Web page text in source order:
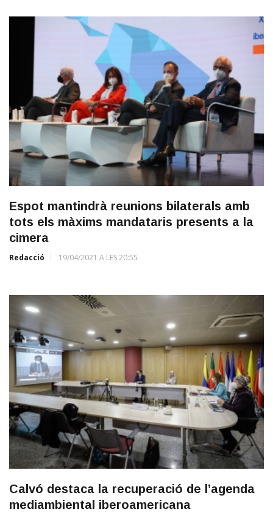
Espot mantindrà reunions bilaterals amb
tots els màxims mandataris presents a la
cimera
Redacció 19/04/2021 A LES 20:55
Calvó destaca la recuperació de l’agenda
mediambiental iberoamericana